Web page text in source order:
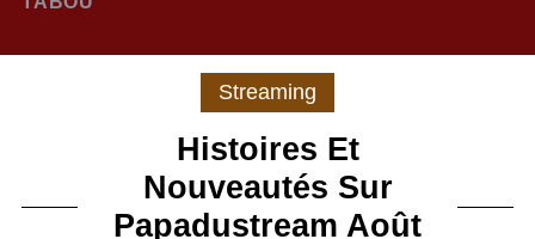
Streaming
Histoires Et
Nouveautés Sur
Papadustream Août